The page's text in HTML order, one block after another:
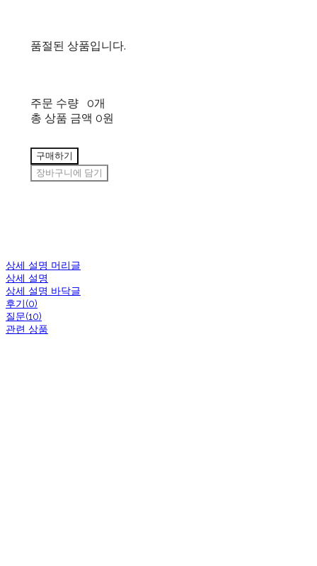
품절된 상품입니다.
주문 수량
0개
총 상품 금액 0원
구매하기
장바구니에 담기
상세 설명 머리글
상세 설명
상세 설명 바닥글
후기(0)
질문(10)
관련 상품